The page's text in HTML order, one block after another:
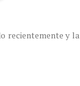
recientemente y la